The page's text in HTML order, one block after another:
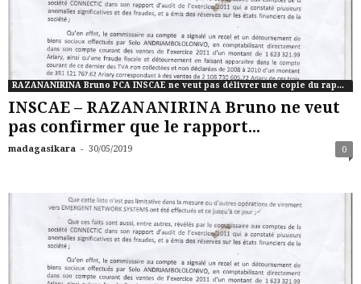
RAZANANIRINA Bruno PCA INSCAE ne veut pas délivrer une copie du rapport de commissaire aux comptes de CONNCTIC
INSCAE – RAZANANIRINA Bruno ne veut
pas confirmer que le rapport...
madagasikara - 30/05/2019 0